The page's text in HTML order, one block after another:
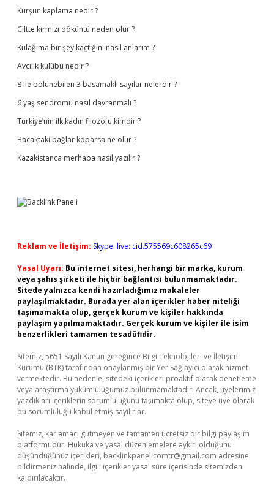
Kurşun kaplama nedir ?
Ciltte kırmızı döküntü neden olur ?
Kulağıma bir şey kaçtığını nasıl anlarım ?
Avcılık kulübü nedir ?
8 ile bölünebilen 3 basamaklı sayılar nelerdir ?
6 yaş sendromu nasıl davranmalı ?
Türkiye’nin ilk kadın filozofu kimdir ?
Bacaktaki bağlar koparsa ne olur ?
Kazakistanca merhaba nasıl yazılır ?
Reklam ve İletişim: Skype: live:.cid.575569c608265c69
Yasal Uyarı: Bu internet sitesi, herhangi bir marka, kurum
veya şahıs şirketi ile hiçbir bağlantısı bulunmamaktadır.
Sitede yalnızca kendi hazırladığımız makaleler
paylaşılmaktadır. Burada yer alan içerikler haber niteliği
taşımamakta olup, gerçek kurum ve kişiler hakkında
paylaşım yapılmamaktadır. Gerçek kurum ve kişiler ile isim
benzerlikleri tamamen tesadüfidir.
Sitemiz, 5651 Sayılı Kanun gereğince Bilgi Teknolojileri ve İletişim
Kurumu (BTK) tarafından onaylanmış bir Yer Sağlayıcı olarak hizmet
vermektedir. Bu nedenle, sitedeki içerikleri proaktif olarak denetleme
veya araştırma yükümlülüğümüz bulunmamaktadır. Ancak, üyelerimiz
yazdıkları içeriklerin sorumluluğunu taşımakta olup, siteye üye olarak
bu sorumluluğu kabul etmiş sayılırlar.
Sitemiz, kar amacı gütmeyen ve tamamen ücretsiz bir bilgi paylaşım
platformudur. Hukuka ve yasal düzenlemelere aykırı olduğunu
düşündüğünüz içerikleri, backlinkpanelicomtr@gmail.com adresine
bildirmeniz halinde, ilgili içerikler yasal süre içerisinde sitemizden
kaldırılacaktır.